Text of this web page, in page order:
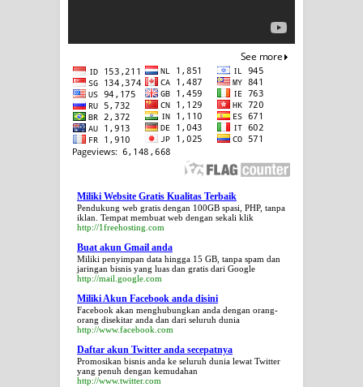
Miliki Website Gratis Kualitas Terbaik
Pendukung web gratis dengan 100GB spasi, PHP, tanpa
iklan. Tempat membuat web dengan sekali klik
http://1freehosting.com
Buat akun Gmail anda
Miliki penyimpan data hingga 15 GB, tanpa spam dan
jaringan bisnis yang luas dan gratis dari Google
http://mail.google.com
Miliki Akun Facebook anda disini
Facebook akan menghubungkan anda dengan orang-
orang disekitar anda dan dari seluruh dunia
http://www.facebook.com
Daftar akun Twitter anda secepatnya
Promosikan bisnis anda ke seluruh dunia lewat Twitter
yang penuh dengan kemudahan
http://www.twitter.com